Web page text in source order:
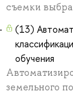
съемки
(13)
обучения
земельного